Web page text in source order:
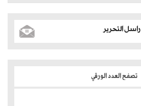
راسل التحرير
تصفح العدد الورقي